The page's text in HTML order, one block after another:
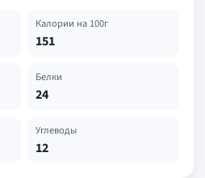
Калории на 100г
151
Белки
24
Углеводы
12